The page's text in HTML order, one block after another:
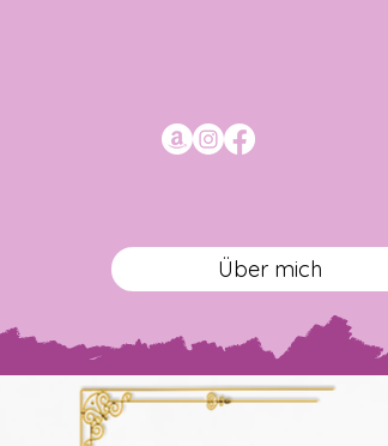
Über mich